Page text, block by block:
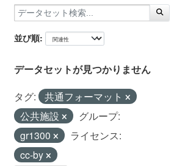
並び順
データセットが見つかりません
タグ:
共通フォーマット
公共施設
グループ:
gr1300
ライセンス:
cc-by